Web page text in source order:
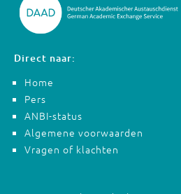
Direct naar:
Home
Pers
ANBI-status
Algemene voorwaarden
Vragen of klachten